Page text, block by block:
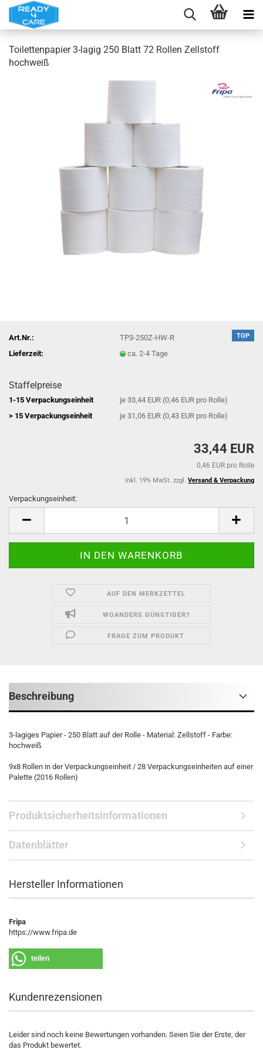
Toilettenpapier 3-lagig 250 Blatt 72 Rollen Zellstoff
hochweiß
TOP
Art.Nr.:
TP3-250Z-HW-R
Lieferzeit:
ca. 2-4 Tage
Staffelpreise
1-15 Verpackungseinheit
je 33,44 EUR (0,46 EUR pro Rolle)
> 15 Verpackungseinheit
je 31,06 EUR (0,43 EUR pro Rolle)
33,44 EUR
0,46 EUR pro Rolle
inkl. 19% MwSt. zzgl. Versand & Verpackung
Verpackungseinheit:
AUF DEN MERKZETTEL
WOANDERS GÜNSTIGER?
FRAGE ZUM PRODUKT
Beschreibung
3-lagiges Papier - 250 Blatt auf der Rolle - Material: Zellstoff - Farbe:
hochweiß
9x8 Rollen in der Verpackungseinheit / 28 Verpackungseinheiten auf einer
Palette (2016 Rollen)
Produktsicherheitsinformationen
Datenblätter
Hersteller Informationen
Fripa
https://www.fripa.de
teilen
Kundenrezensionen
Leider sind noch keine Bewertungen vorhanden. Seien Sie der Erste, der
das Produkt bewertet.